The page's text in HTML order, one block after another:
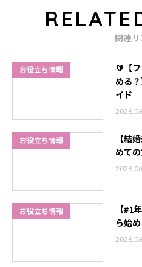
関連リ
お役立ち情報
🔰【
める
イド
お役立ち情報
【結
めて
お役立ち情報
【#1
ら始